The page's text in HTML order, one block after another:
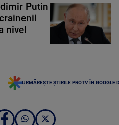
Putin
nivel
URMĂREȘTE ȘTIRILE PROTV ÎN GOOGLE